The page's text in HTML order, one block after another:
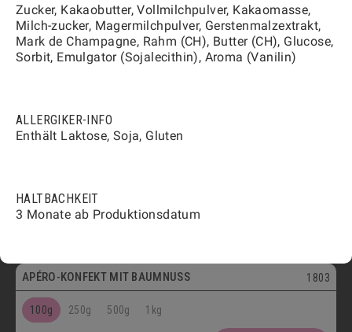
CHF12.50 HINZUFÜGEN
Vegetarisch
FLÛTES MIT KÜMMEL
CHF12.00
100g 250g
APÉRO-KONFEKT MIT BAUMNUSS 1803
100g 250g 500g 1kg
Zucker, Kakaobutter, Vollmilchpulver, Kakaomasse,
Milch-zucker, Magermilchpulver, Gerstenmalzextrakt,
Mark de Champagne, Rahm (CH), Butter (CH), Glucose,
Sorbit, Emulgator (Sojalecithin), Aroma (Vanilin)
ALLERGIKER-INFO
Enthält Laktose, Soja, Gluten
HALTBACHKEIT
3 Monate ab Produktionsdatum